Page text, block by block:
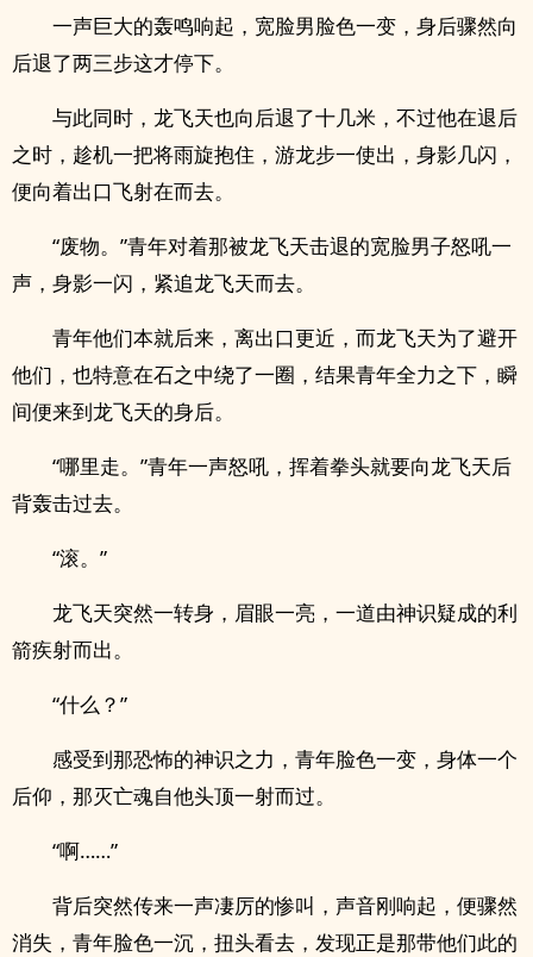
一声巨大的轰鸣响起，宽脸男脸色一变，身后骤然向
后退了两三步这才停下。
与此同时，龙飞天也向后退了十几米，不过他在退后
之时，趁机一把将雨旋抱住，游龙步一使出，身影几闪，
便向着出口飞射在而去。
“废物。”青年对着那被龙飞天击退的宽脸男子怒吼一
声，身影一闪，紧追龙飞天而去。
青年他们本就后来，离出口更近，而龙飞天为了避开
他们，也特意在石之中绕了一圈，结果青年全力之下，瞬
间便来到龙飞天的身后。
“哪里走。”青年一声怒吼，挥着拳头就要向龙飞天后
背轰击过去。
“滚。”
龙飞天突然一转身，眉眼一亮，一道由神识疑成的利
箭疾射而出。
“什么？”
感受到那恐怖的神识之力，青年脸色一变，身体一个
后仰，那灭亡魂自他头顶一射而过。
“啊……”
背后突然传来一声凄厉的惨叫，声音刚响起，便骤然
消失，青年脸色一沉，扭头看去，发现正是那带他们此的